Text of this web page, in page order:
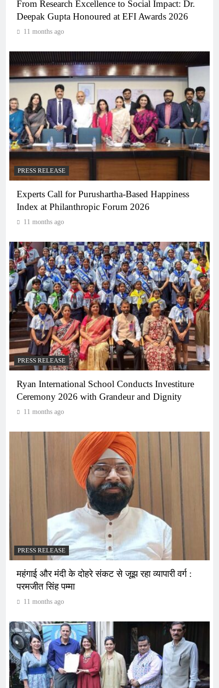
From Research Excellence to Social Impact: Dr.
Deepak Gupta Honoured at EFI Awards 2026
11 months ago
PRESS RELEASE
Experts Call for Purushartha-Based Happiness
Index at Philanthropic Forum 2026
11 months ago
PRESS RELEASE
Ryan International School Conducts Investiture
Ceremony 2026 with Grandeur and Dignity
11 months ago
PRESS RELEASE
महंगाई और मंदी के दोहरे संकट से जूझ रहा व्यापारी वर्ग :
परमजीत सिंह पम्मा
11 months ago